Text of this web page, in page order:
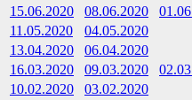
15.06.2020 08.06.2020
11.05.2020
04.05.2020
13.04.2020
06.04.2020
16.03.2020 09.03.2020
10.02.2020
03.02.2020